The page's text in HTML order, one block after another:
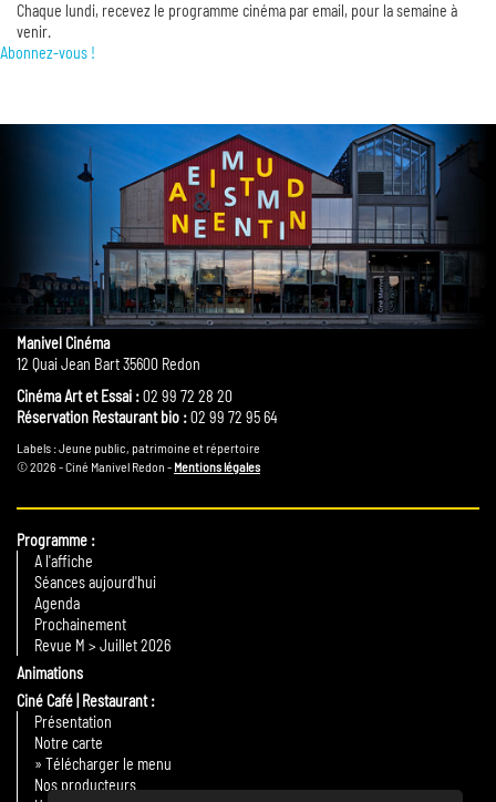
Chaque lundi, recevez le programme cinéma par email, pour la semaine à
venir.
Abonnez-vous !
Manivel Cinéma
12 Quai Jean Bart 35600 Redon
Cinéma Art et Essai :02 99 72 28 20
Réservation Restaurant bio :02 99 72 95 64
Labels : Jeune public, patrimoine et répertoire
© 2026 - Ciné Manivel Redon - Mentions légales
Programme
A l'affiche
Séances aujourd'hui
Agenda
Prochainement
Revue M > Juillet 2026
Animations
Ciné Café | Restaurant
Présentation
Notre carte
» Télécharger le menu
Nos producteurs